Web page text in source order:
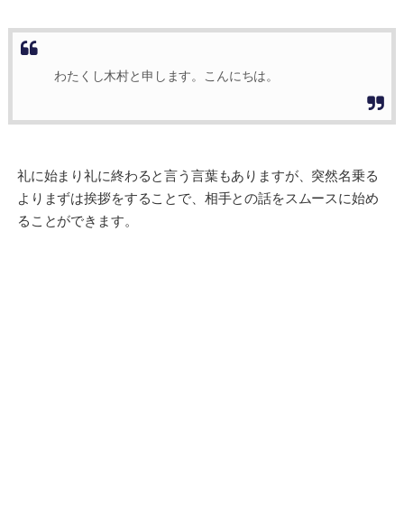
わたくし木村と申します。こんにちは。
礼に始まり礼に終わると言う言葉もありますが、突然名乗る
よりまずは挨拶をすることで、相手との話をスムースに始め
ることができます。